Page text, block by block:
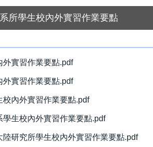
所學生校內外實習作業要點
實習作業要點.pdf
實習作業要點.pdf
內外實習作業要點.pdf
生校內外實習作業要點.pdf
研究所學生校內外實習作業要點.pdf